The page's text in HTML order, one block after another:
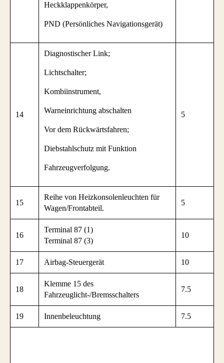
Heckklappenkörper,
PND (Persönliches Navigationsgerät)
14
Diagnostischer Link;
Lichtschalter;
Kombiinstrument,
Warneinrichtung abschalten
Vor dem Rückwärtsfahren;
Diebstahlschutz mit Funktion
Fahrzeugverfolgung.
5
15
Reihe von Heizkonsolenleuchten für
Wagen/Frontabteil.
5
16
Terminal 87 (1)
Terminal 87 (3)
10
17 Airbag-Steuergerät 10
18
Klemme 15 des
Fahrzeuglicht-/Bremsschalters
7.5
19 Innenbeleuchtung 7.5